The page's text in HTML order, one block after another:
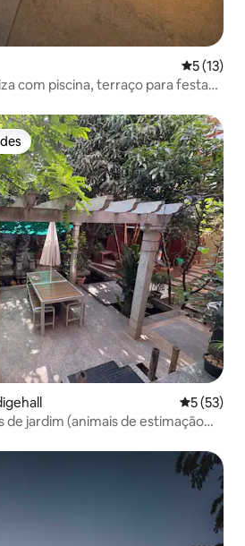
5 (13)
com piscina, terraço para festas
mais apreciados
5 (53)
de jardim (animais de estimação